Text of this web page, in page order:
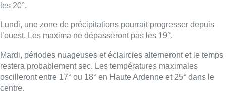
les 20°.
Lundi, une zone de précipitations pourrait progresser depuis
l’ouest. Les maxima ne dépasseront pas les 19°.
Mardi, périodes nuageuses et éclaircies alterneront et le temps
restera probablement sec. Les températures maximales
oscilleront entre 17° ou 18° en Haute Ardenne et 25° dans le
centre.